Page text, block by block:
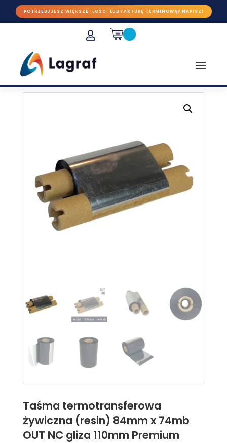
POTRZEBUJESZ WIĘKSZE ILOŚCI LUB FAKTURĘ TERMINOWĄ? NAPISZ!

Taśma termotransferowa
żywiczna (resin) 84mm x 74mb
OUT NC gliza 110mm Premium